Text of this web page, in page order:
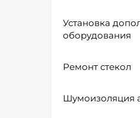
Установка
оборудования
Ремонт стекол
Шумоизоляция